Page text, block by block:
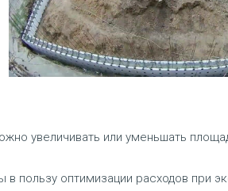
увеличивать или уменьшать
пользу оптимизации расходов при